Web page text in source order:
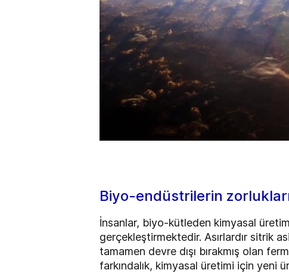
Biyo-endüstrilerin
İnsanlar, biyo-kütleden kimyasal
gerçekleştirmektedir. Asırlardır sitrik
tamamen devre dışı bırakmış olan
farkındalık, kimyasal üretimi için yeni